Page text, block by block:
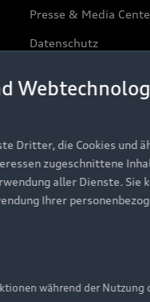
Presse & Media
Datenschutz
Dritter, die Cookies und
zugeschnittene
aller Dienste.
Ihrer
während der